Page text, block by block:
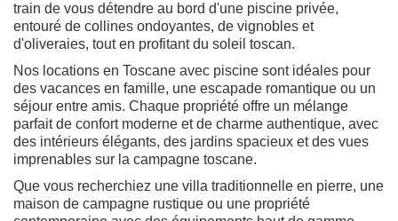
train de vous détendre au bord d'une piscine privée,
entouré de collines ondoyantes, de vignobles et
d'oliveraies, tout en profitant du soleil toscan.
Nos locations en Toscane avec piscine sont idéales pour
des vacances en famille, une escapade romantique ou un
séjour entre amis. Chaque propriété offre un mélange
parfait de confort moderne et de charme authentique, avec
des intérieurs élégants, des jardins spacieux et des vues
imprenables sur la campagne toscane.
Que vous recherchiez une villa traditionnelle en pierre, une
maison de campagne rustique ou une propriété